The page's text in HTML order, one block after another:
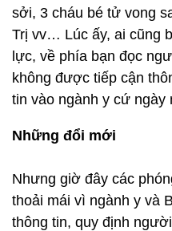
sởi, 3 cháu bé tử vong
Trị vv… Lúc ấy, ai cũng
lực, về phía bạn đọc
không được tiếp cận
tin vào ngành y cứ ngày
Những đổi mới
Nhưng giờ đây các
thoải mái vì ngành y và
thông tin, quy định